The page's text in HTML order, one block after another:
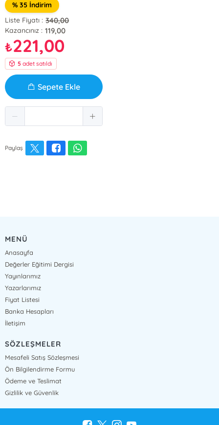
% 35 İndirim
Liste Fiyatı : 340,00
Kazancınız : 119,00
₺221,00
5 adet satıldı
Sepete Ekle
Paylaş
MENÜ
Anasayfa
Değerler Eğitimi Dergisi
Yayınlarımız
Yazarlarımız
Fiyat Listesi
Banka Hesapları
İletişim
SÖZLEŞMELER
Mesafeli Satış Sözleşmesi
Ön Bilgilendirme Formu
Ödeme ve Teslimat
Gizlilik ve Güvenlik